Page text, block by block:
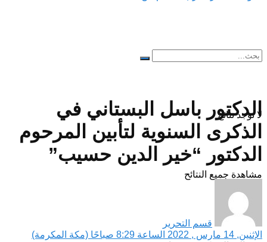
لا توجد نتائج
مشاهدة جميع النتائح
الدكتور باسل البستاني في
الذكرى السنوية لتأبين المرحوم
الدكتور “خير الدين حسيب”
قسم التحرير
الإثنين, 14 مارس , 2022 الساعة 8:29 صباحًا (مكة المكرمة)